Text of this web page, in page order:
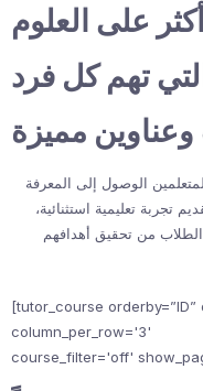
على العلوم
تهم كل فرد
مميزة
الوصول إلى المعرفة
تعليمية استثنائية،
من تحقيق أهدافهم
[tutor_course orderby=”ID”
column_per_row='3'
course_filter='off'